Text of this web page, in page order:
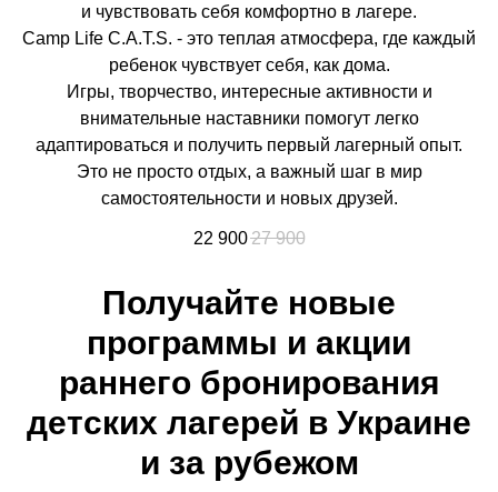
и чувствовать себя комфортно в лагере.
Camp Life C.A.T.S. - это теплая атмосфера, где каждый
ребенок чувствует себя, как дома.
Игры, творчество, интересные активности и
внимательные наставники помогут легко
адаптироваться и получить первый лагерный опыт.
Это не просто отдых, а важный шаг в мир
самостоятельности и новых друзей.
22 90027 900
Получайте новые
программы и акции
раннего бронирования
детских лагерей в Украине
и за рубежом